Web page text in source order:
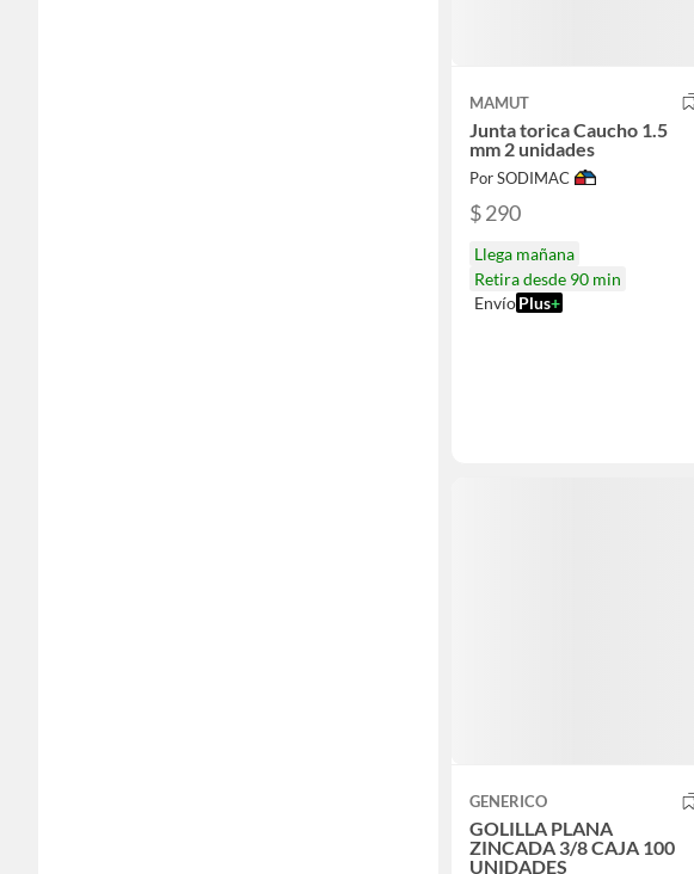
MAMUT
Junta torica Caucho 1.5
mm 2 unidades
Por SODIMAC
$ 290
Llega mañana
Retira desde 90 min
EnvíoPlus+
GENERICO
GOLILLA PLANA
ZINCADA 3/8 CAJA 100
UNIDADES